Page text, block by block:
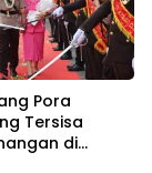
Pora
Tersisa
di